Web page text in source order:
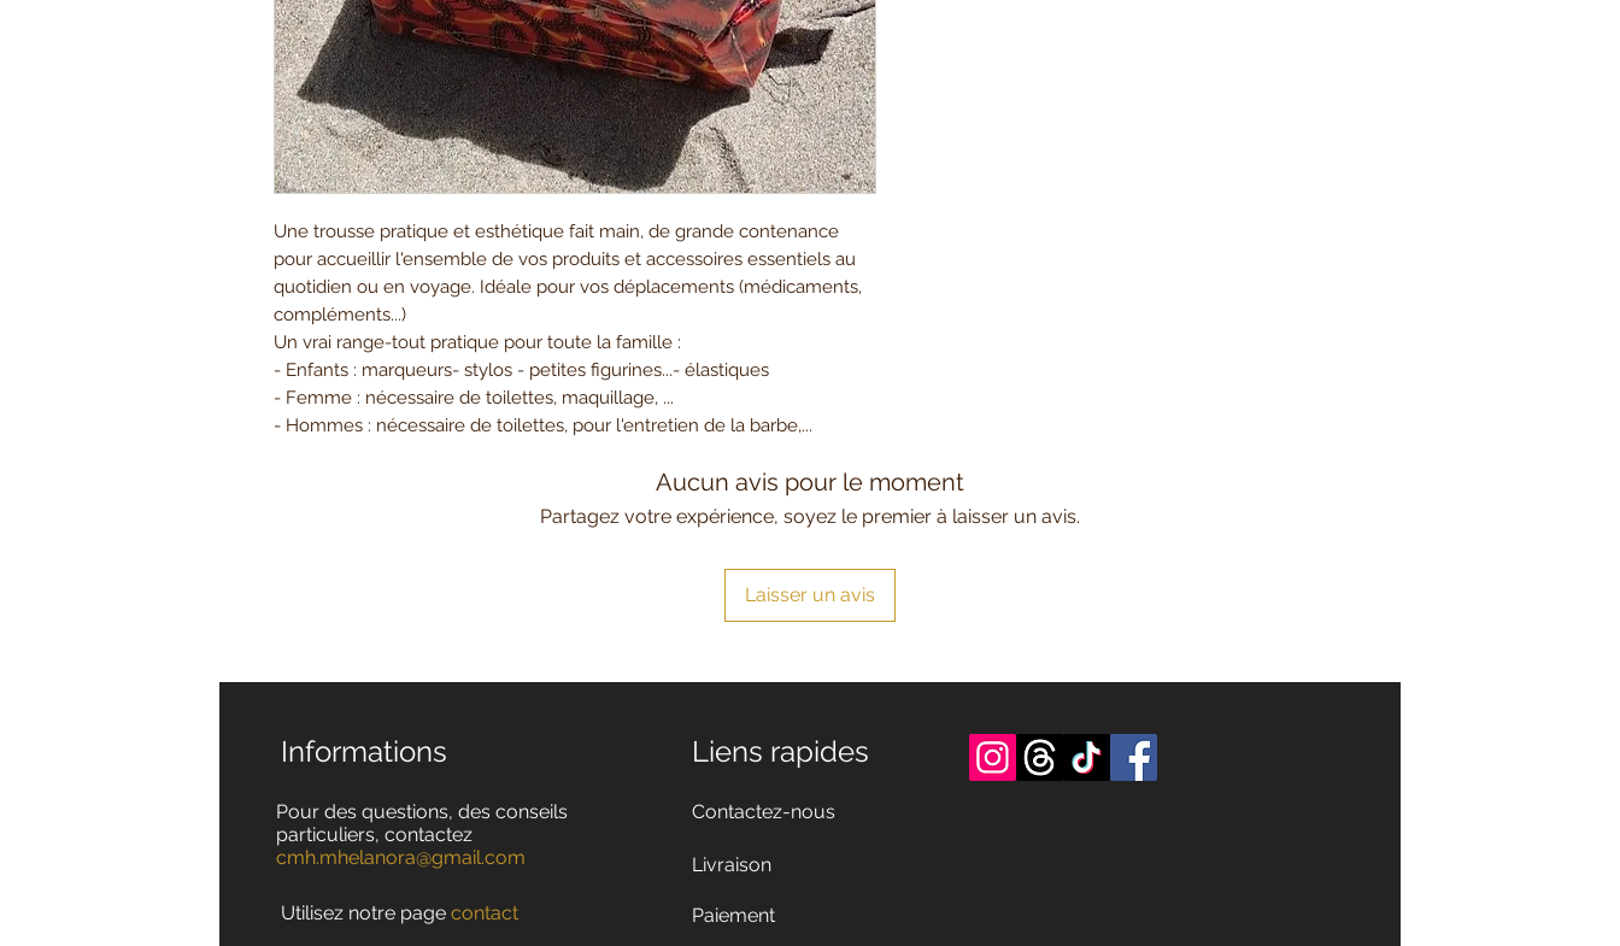
Une trousse pratique et esthétique fait main, de grande contenance
pour accueillir l'ensemble de vos produits et accessoires essentiels au
quotidien ou en voyage. Idéale pour vos déplacements (médicaments,
compléments...)
Un vrai range-tout pratique pour toute la famille :
- Enfants : marqueurs- stylos - petites figurines...- élastiques
- Femme : nécessaire de toilettes, maquillage, ...
- Hommes : nécessaire de toilettes, pour l'entretien de la barbe,...
Aucun avis pour le moment
Partagez votre expérience, soyez le premier à laisser un avis.
Laisser un avis
Informations
Pour des questions, des conseils
particuliers, contactez
cmh.mhelanora@gmail.com
Utilisez notre page contact
Liens rapides
Contactez-nous
Livraison
Paiement